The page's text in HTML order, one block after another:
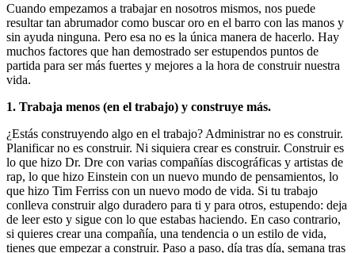
Cuando empezamos a trabajar en nosotros mismos, nos puede
resultar tan abrumador como buscar oro en el barro con las manos y
sin ayuda ninguna. Pero esa no es la única manera de hacerlo. Hay
muchos factores que han demostrado ser estupendos puntos de
partida para ser más fuertes y mejores a la hora de construir nuestra
vida.
1. Trabaja menos (en el trabajo) y construye más.
¿Estás construyendo algo en el trabajo? Administrar no es construir.
Planificar no es construir. Ni siquiera crear es construir. Construir es
lo que hizo Dr. Dre con varias compañías discográficas y artistas de
rap, lo que hizo Einstein con un nuevo mundo de pensamientos, lo
que hizo Tim Ferriss con un nuevo modo de vida. Si tu trabajo
conlleva construir algo duradero para ti y para otros, estupendo: deja
de leer esto y sigue con lo que estabas haciendo. En caso contrario,
si quieres crear una compañía, una tendencia o un estilo de vida,
tienes que empezar a construir. Paso a paso, día tras día, semana tras